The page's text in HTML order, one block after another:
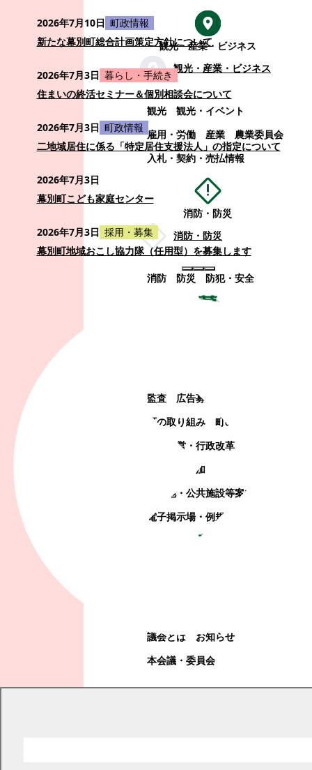
観光・産業・ビジネス
観光・産業・ビジネス
観光
観光・イベント
雇用・労働
産業
農業委員会
入札・契約・売払情報
消防・防災
消防・防災
消防 防災 防犯・安全
監査 広告募集
町の取り組み
町の概要
町政運営・行政改革
町政への参加
観光地・公共施設等案内
電子掲示場・例規集
議会とは
お知らせ
本会議・委員会
2026年7月10日 町政情報
新たな幕別町総合計画策定方針について
2026年7月3日 暮らし・手続き
住まいの終活セミナー＆個別相談会について
2026年7月3日 町政情報
二地域居住に係る「特定居住支援法人」の指定について
2026年7月3日
幕別町こども家庭センター
2026年7月3日 採用・募集
幕別町地域おこし協力隊（任用型）を募集します